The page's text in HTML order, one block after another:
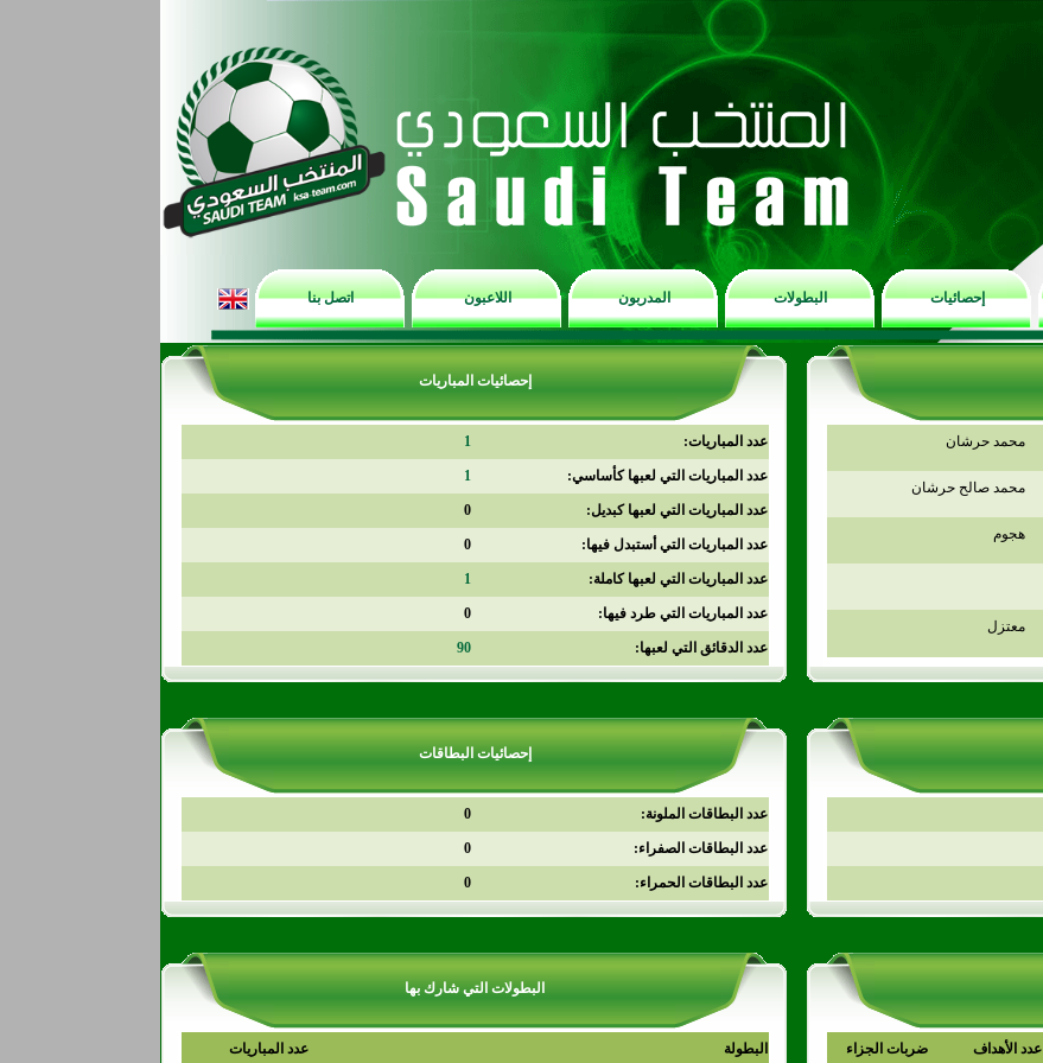
إحصائيات البطولات المدربون اللاعبون اتصل بنا
إحصائيات المباريات
محمد حرشان
محمد صالح حرشان
هجوم
معتزل
عدد المباريات: 1
عدد المباريات التي لعبها كأساسي: 1
عدد المباريات التي لعبها كبديل: 0
عدد المباريات التي أستبدل فيها: 0
عدد المباريات التي لعبها كاملة: 1
عدد المباريات التي طرد فيها: 0
عدد الدقائق التي لعبها: 90
إحصائيات البطاقات
عدد البطاقات الملونة: 0
عدد البطاقات الصفراء: 0
عدد البطاقات الحمراء: 0
البطولات التي شارك بها
عدد الأهداف ضربات الجزاء البطولة عدد المباريات